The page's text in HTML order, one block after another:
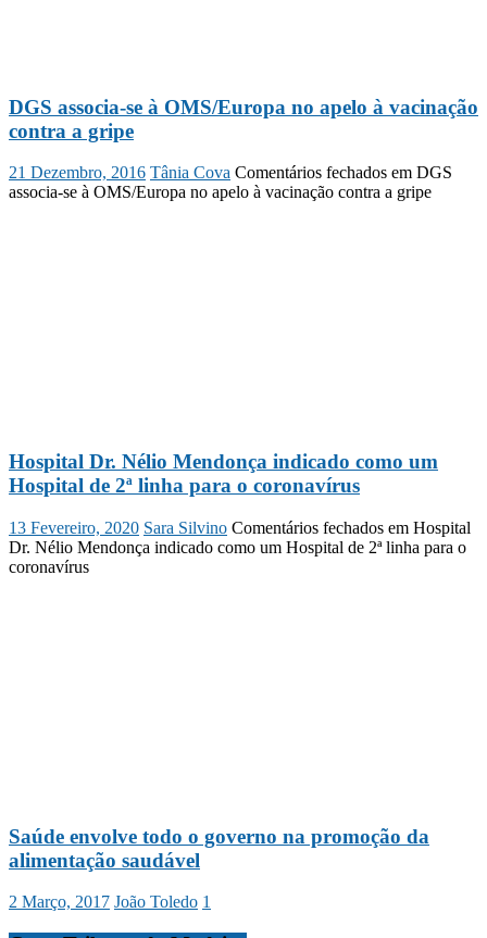
DGS associa-se à OMS/Europa no apelo à vacinação
contra a gripe
21 Dezembro, 2016 Tânia Cova Comentários fechados em DGS
associa-se à OMS/Europa no apelo à vacinação contra a gripe
Hospital Dr. Nélio Mendonça indicado como um
Hospital de 2ª linha para o coronavírus
13 Fevereiro, 2020 Sara Silvino Comentários fechados em Hospital
Dr. Nélio Mendonça indicado como um Hospital de 2ª linha para o
coronavírus
Saúde envolve todo o governo na promoção da
alimentação saudável
2 Março, 2017 João Toledo 1